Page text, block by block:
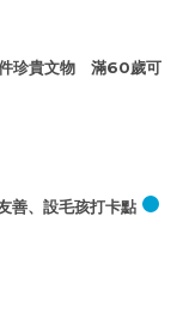
珍貴文物 滿60歲可
、設毛孩打卡點